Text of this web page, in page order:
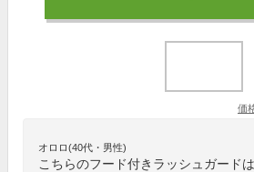
価
オロロ(40代・男性)
こちらのフード付きラッシュガード